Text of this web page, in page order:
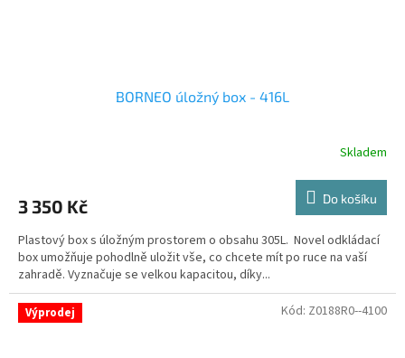
BORNEO úložný box - 416L
Skladem
3 350 Kč Do košíku
Plastový box s úložným prostorem o obsahu 305L. Novel odkládací
box umožňuje pohodlně uložit vše, co chcete mít po ruce na vaší
zahradě. Vyznačuje se velkou kapacitou, díky...
Výprodej Kód: Z0188R0--4100